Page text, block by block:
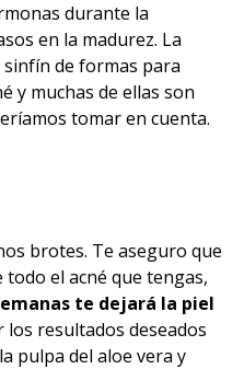
durante la
en la madurez. La
de formas para
y muchas de ellas son
tomar en cuenta.
brotes. Te aseguro que
el acné que tengas,
te dejará la piel
los resultados deseados
pulpa del aloe vera y